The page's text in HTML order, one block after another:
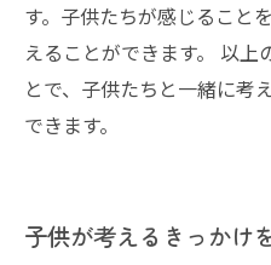
す。子供たちが感じること
えることができます。 以上
とで、子供たちと一緒に考
できます。
子供が考えるきっかけ